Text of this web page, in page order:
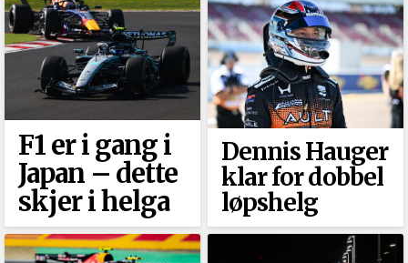
F1 er i gang i
Japan –⁠ dette
skjer i helga
Dennis Hauger
klar for dobbel
løpshelg